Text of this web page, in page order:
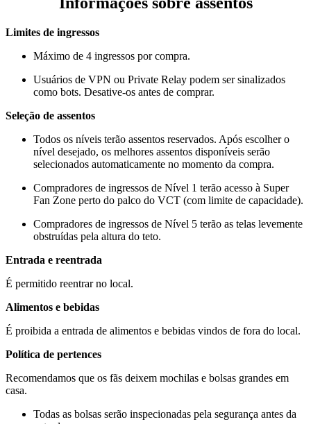
Limites de ingressos
Máximo de 4 ingressos por compra.
Usuários de VPN ou Private Relay podem ser sinalizados
como bots. Desative-os antes de comprar.
Seleção de assentos
Todos os níveis terão assentos reservados. Após escolher o
nível desejado, os melhores assentos disponíveis serão
selecionados automaticamente no momento da compra.
Compradores de ingressos de Nível 1 terão acesso à Super
Fan Zone perto do palco do VCT (com limite de capacidade).
Compradores de ingressos de Nível 5 terão as telas levemente
obstruídas pela altura do teto.
Entrada e reentrada
É permitido reentrar no local.
Alimentos e bebidas
É proibida a entrada de alimentos e bebidas vindos de fora do local.
Política de pertences
Recomendamos que os fãs deixem mochilas e bolsas grandes em
casa.
Todas as bolsas serão inspecionadas pela segurança antes da